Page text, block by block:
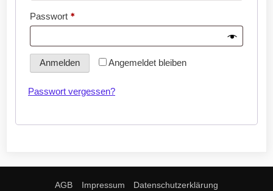
Passwort *
Angemeldet bleiben
Anmelden
Passwort vergessen?
AGB Impressum Datenschutzerklärung